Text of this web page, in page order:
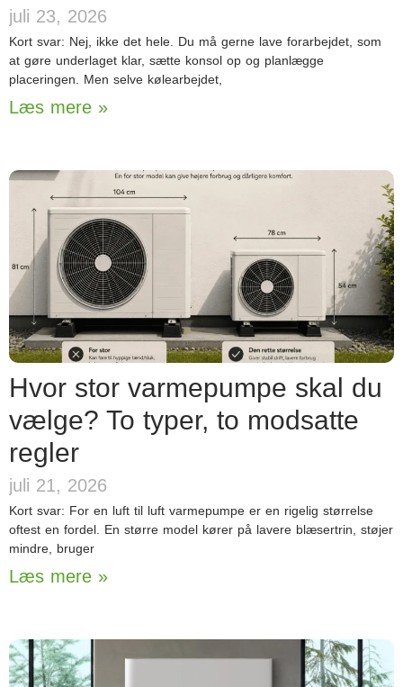
juli 23, 2026
Kort svar: Nej, ikke det hele. Du må gerne lave forarbejdet, som
at gøre underlaget klar, sætte konsol op og planlægge
placeringen. Men selve kølearbejdet,
Læs mere »
Hvor stor varmepumpe skal du
vælge? To typer, to modsatte
regler
juli 21, 2026
Kort svar: For en luft til luft varmepumpe er en rigelig størrelse
oftest en fordel. En større model kører på lavere blæsertrin, støjer
mindre, bruger
Læs mere »